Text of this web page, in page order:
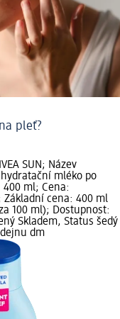
pleť?
SUN; Název
mléko po
ml; Cena:
Základní cena: 400 ml
100 ml); Dostupnost:
Skladem, Status šedý
dm